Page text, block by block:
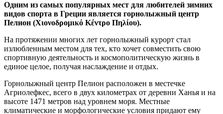
Одним из самых популярных мест для любителей зимних
видов спорта в Греции является горнолыжный центр
Пелион (Χιονοδρομικό Κέντρο Πηλίου).
На протяжении многих лет горнолыжный курорт стал
излюбленным местом для тех, кто хочет совместить свою
спортивную деятельность и космополитическую жизнь в
единое целое, получая наслаждение и отдых.
Горнолыжный центр Пелион расположен в местечке
Агриолефкес, всего в двух километрах от деревни Ханья и на
высоте 1471 метров над уровнем моря. Местные
климатические и морфологические условия придают ему